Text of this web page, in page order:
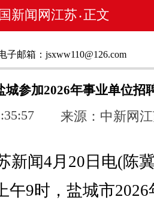
新闻网江苏 • 正文
子邮箱：jsxww110@126.com
城参加2026年事业单位招
来源：中新网
闻4月20日电(陈
午9时，盐城市2026